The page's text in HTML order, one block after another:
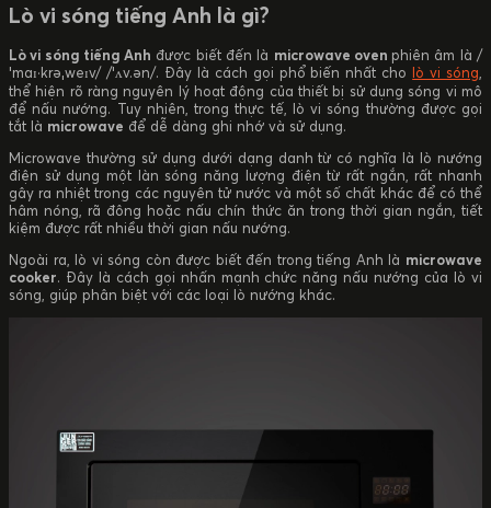
Lò vi sóng tiếng Anh là gì?
Lò vi sóng tiếng Anh được biết đến là microwave oven phiên âm là /
ˈmɑɪ·krəˌweɪv/ /ˈʌv.ən/. Đây là cách gọi phổ biến nhất cholò vi sóng
thể hiện rõ ràng nguyên lý hoạt động của thiết bị sử dụng sóng vi mô
để nấu nướng. Tuy nhiên, trong thực tế, lò vi sóng thường được gọi
tắt là microwave để dễ dàng ghi nhớ và sử dụng.
Microwave thường sử dụng dưới dạng danh từ có nghĩa là lò nướng
điện sử dụng một làn sóng năng lượng điện từ rất ngắn, rất nhanh
gây ra nhiệt trong các nguyên tử nước và một số chất khác để có thể
hâm nóng, rã đông hoặc nấu chín thức ăn trong thời gian ngắn, tiết
kiệm được rất nhiều thời gian nấu nướng.
Ngoài ra, lò vi sóng còn được biết đến trong tiếng Anh là microwave
cooker. Đây là cách gọi nhấn mạnh chức năng nấu nướng của lò vi
sóng, giúp phân biệt với các loại lò nướng khác.